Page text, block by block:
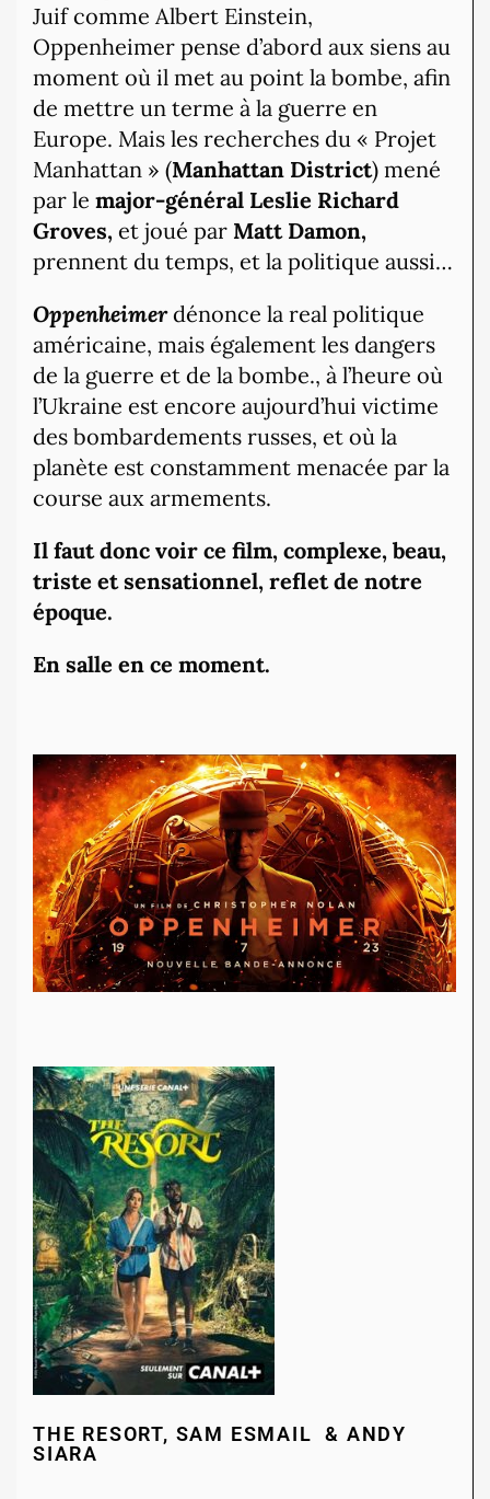
Juif comme Albert Einstein,
Oppenheimer pense d’abord aux siens au
moment où il met au point la bombe, afin
de mettre un terme à la guerre en
Europe. Mais les recherches du « Projet
Manhattan » (Manhattan District) mené
par le major-général Leslie Richard
Groves, et joué par Matt Damon,
prennent du temps, et la politique aussi…
Oppenheimerdénonce la real politique
américaine, mais également les dangers
de la guerre et de la bombe., à l’heure où
l’Ukraine est encore aujourd’hui victime
des bombardements russes, et où la
planète est constamment menacée par la
course aux armements.
Il faut donc voir ce film, complexe, beau,
triste et sensationnel, reflet de notre
époque.
En salle en ce moment.
THE RESORT, SAM ESMAIL & ANDY
SIARA